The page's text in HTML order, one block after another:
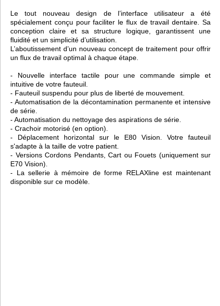
Le tout nouveau design de l’interface utilisateur a été
spécialement conçu pour faciliter le flux de travail dentaire. Sa
conception claire et sa structure logique, garantissent une
fluidité et un simplicité d’utilisation.
L’aboutissement d’un nouveau concept de traitement pour offrir
un flux de travail optimal à chaque étape.
- Nouvelle interface tactile pour une commande simple et
intuitive de votre fauteuil.
- Fauteuil suspendu pour plus de liberté de mouvement.
- Automatisation de la décontamination permanente et intensive
de série.
- Automatisation du nettoyage des aspirations de série.
- Crachoir motorisé (en option).
- Déplacement horizontal sur le E80 Vision. Votre fauteuil
s'adapte à la taille de votre patient.
- Versions Cordons Pendants, Cart ou Fouets (uniquement sur
E70 Vision).
- La sellerie à mémoire de forme RELAXline est maintenant
disponible sur ce modèle.